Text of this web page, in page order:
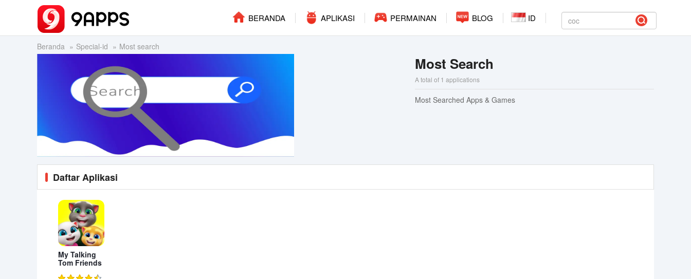
BERANDA APLIKASI PERMAINAN BLOG ID
Beranda Special-id Most search
Most Search
A total of 1 applications
Most Searched Apps & Games
Daftar Aplikasi
My Talking
Tom Friends